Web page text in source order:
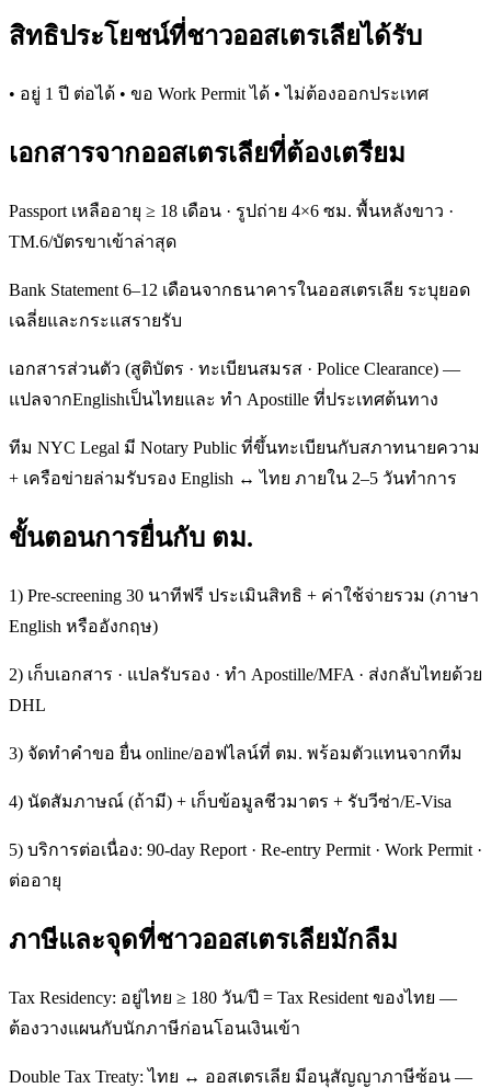
สิทธิประโยชน์ที่ชาวออสเตรเลียได้รับ
• อยู่ 1 ปี ต่อได้ • ขอ Work Permit ได้ • ไม่ต้องออกประเทศ
เอกสารจากออสเตรเลียที่ต้องเตรียม
Passport เหลืออายุ ≥ 18 เดือน · รูปถ่าย 4×6 ซม. พื้นหลังขาว ·
TM.6/บัตรขาเข้าล่าสุด
Bank Statement 6–12 เดือนจากธนาคารในออสเตรเลีย ระบุยอด
เฉลี่ยและกระแสรายรับ
เอกสารส่วนตัว (สูติบัตร · ทะเบียนสมรส · Police Clearance) —
แปลจากEnglishเป็นไทยและ ทำ Apostille ที่ประเทศต้นทาง
ทีม NYC Legal มี Notary Public ที่ขึ้นทะเบียนกับสภาทนายความ
+ เครือข่ายล่ามรับรอง English ↔ ไทย ภายใน 2–5 วันทำการ
ขั้นตอนการยื่นกับ ตม.
1) Pre-screening 30 นาทีฟรี ประเมินสิทธิ + ค่าใช้จ่ายรวม (ภาษา
English หรืออังกฤษ)
2) เก็บเอกสาร · แปลรับรอง · ทำ Apostille/MFA · ส่งกลับไทยด้วย
DHL
3) จัดทำคำขอ ยื่น online/ออฟไลน์ที่ ตม. พร้อมตัวแทนจากทีม
4) นัดสัมภาษณ์ (ถ้ามี) + เก็บข้อมูลชีวมาตร + รับวีซ่า/E-Visa
5) บริการต่อเนื่อง: 90-day Report · Re-entry Permit · Work Permit ·
ต่ออายุ
ภาษีและจุดที่ชาวออสเตรเลียมักลืม
Tax Residency: อยู่ไทย ≥ 180 วัน/ปี = Tax Resident ของไทย —
ต้องวางแผนกับนักภาษีก่อนโอนเงินเข้า
Double Tax Treaty: ไทย ↔ ออสเตรเลีย มีอนุสัญญาภาษีซ้อน —